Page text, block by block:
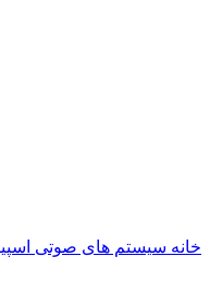
خانه سیستم های صوتی